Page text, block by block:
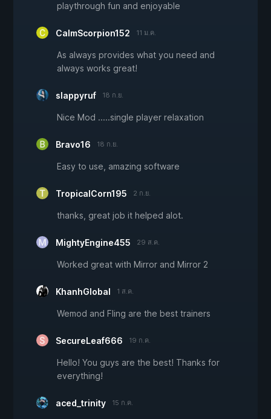
playthrough fun and enjoyable
CalmScorpion152 11 ม.ค.
As always provides what you need and
always works great!
slappyruf 18 ก.ย.
Nice Mod .....single player relaxation
Bravo16 18 ก.ย.
Easy to use, amazing software
TropicalCorn195 2 ก.ย.
thanks, great job it helped alot.
MightyEngine455 29 ส.ค.
Worked great with Mirror and Mirror 2
KhanhGlobal 1 ส.ค.
Wemod and Fling are the best trainers
SecureLeaf666 19 ก.ค.
Hello! You guys are the best! Thanks for
everything!
aced_trinity 15 ก.ค.